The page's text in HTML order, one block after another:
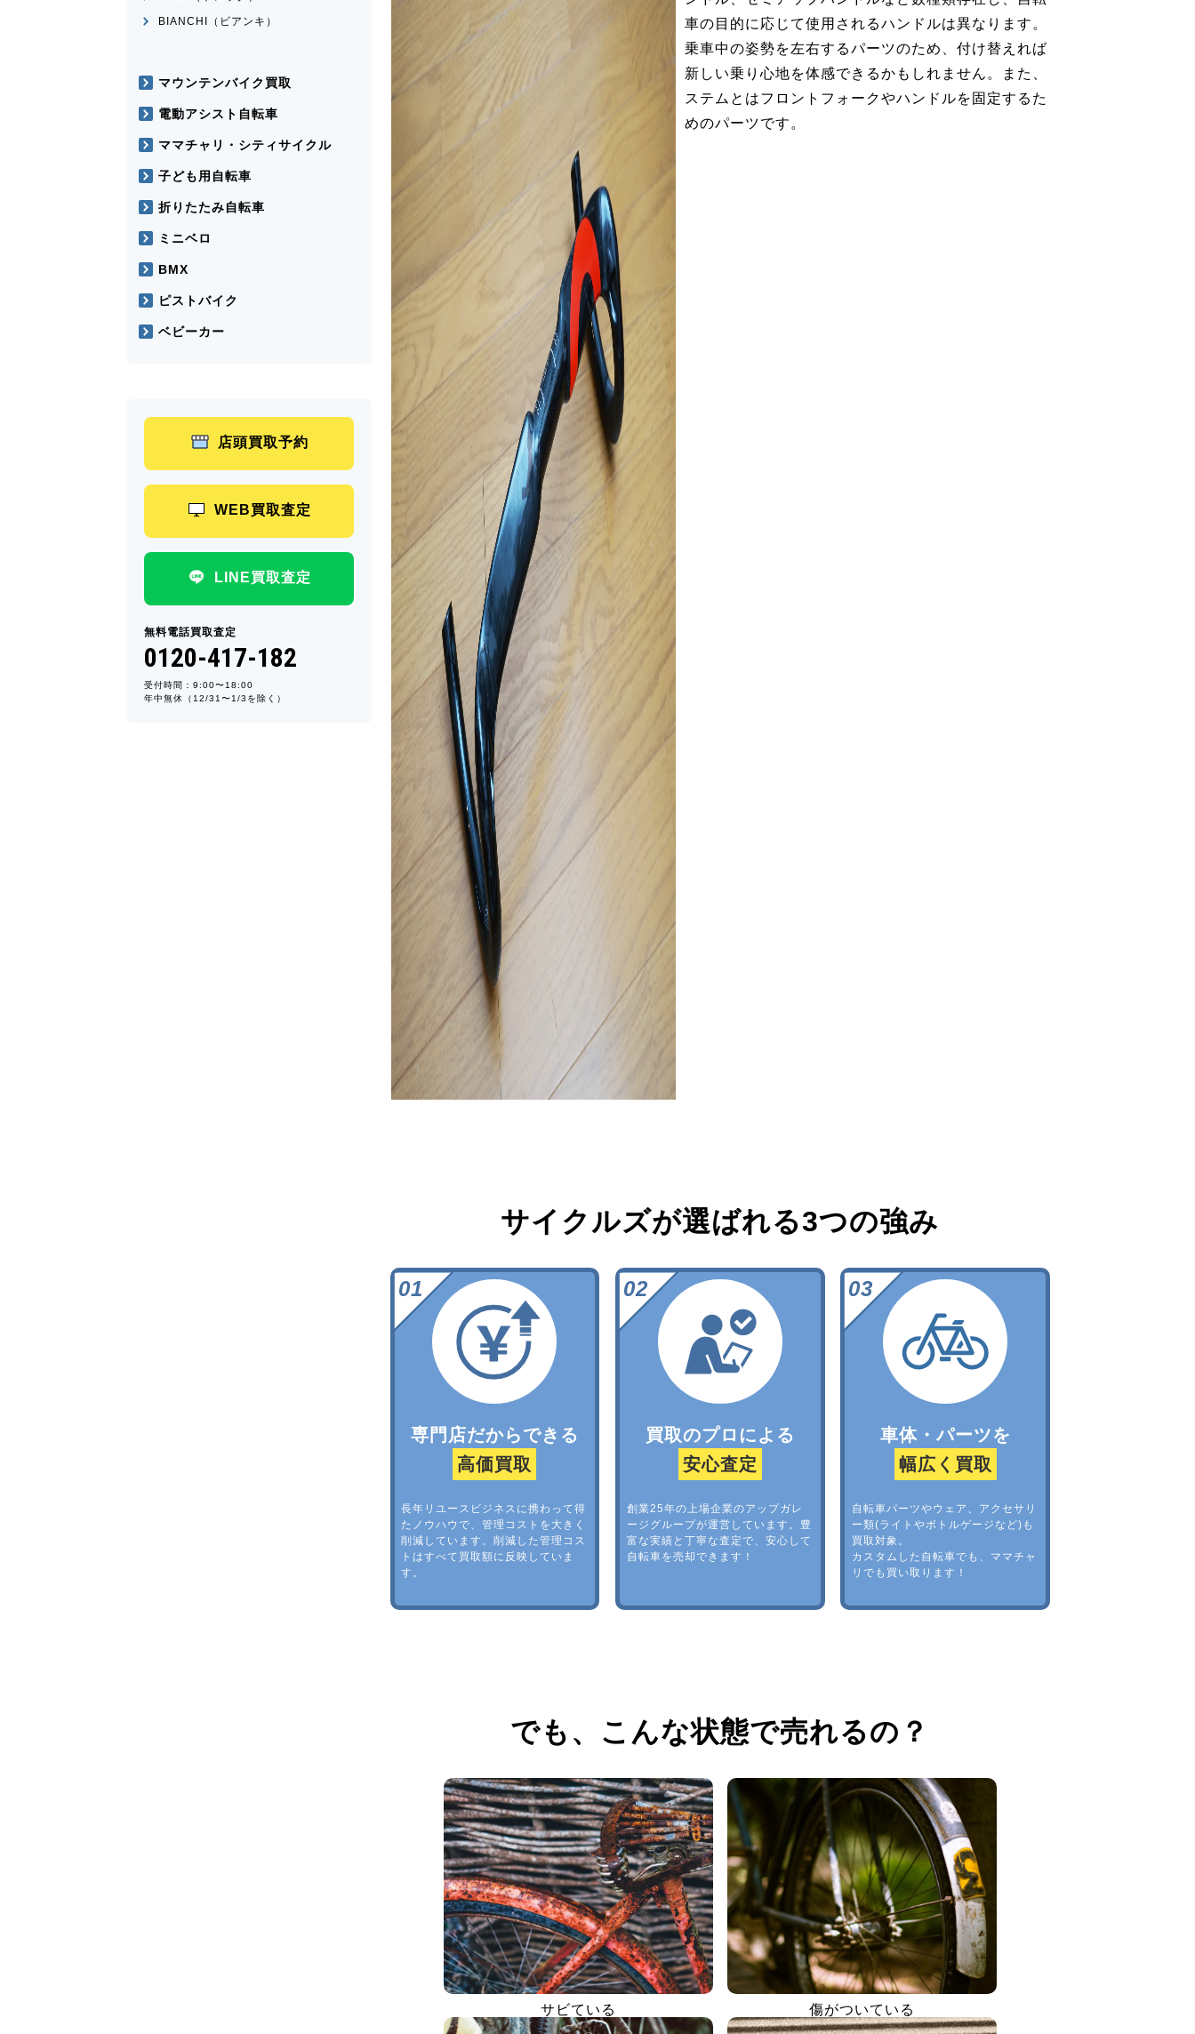
車の目的に応じて使用されるハンドルは異なります。
乗車中の姿勢を左右するパーツのため、付け替えれば
新しい乗り心地を体感できるかもしれません。また、
ステムとはフロントフォークやハンドルを固定するた
めのパーツです。
サイクルズが選ばれる3つの強み
専門店だからできる
高価買取
長年リユースビジネスに携わって得
たノウハウで、管理コストを大きく
削減しています。削減した管理コス
トはすべて買取額に反映していま
す。
買取のプロによる
安心査定
創業25年の上場企業のアップガレ
ージグループが運営しています。豊
富な実績と丁寧な査定で、安心して
自転車を売却できます！
車体・パーツを
幅広く買取
自転車パーツやウェア、アクセサリ
ー類(ライトやボトルゲージなど)も
買取対象。
カスタムした自転車でも、ママチャ
リでも買い取ります！
でも、 こんな状態で売れるの？
サビている 傷がついている
BIANCHI（ビアンキ）
マウンテンバイク買取
電動アシスト自転車
ママチャリ・シティサイクル
子ども用自転車
折りたたみ自転車
ミニベロ
BMX
ピストバイク
ベビーカー
店頭買取予約
WEB買取査定
LINE買取査定
無料電話買取査定
0120-417-182
受付時間：9:00〜18:00
年中無休（12/31〜1/3を除く）